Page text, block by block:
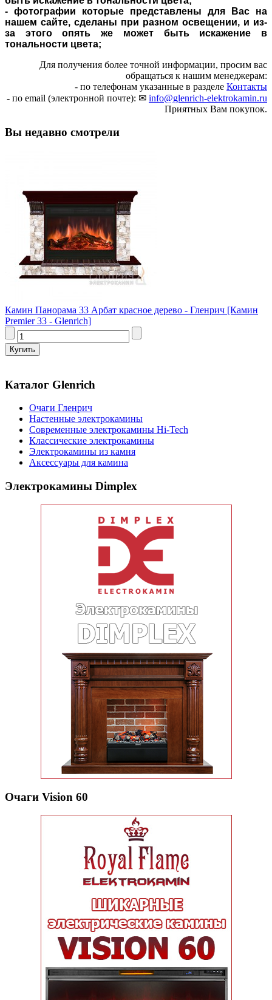
- фотографии которые представлены для Вас на
нашем сайте, сделаны при разном освещении, и из-
за этого опять же может быть искажение в
тональности цвета;
Для получения более точной информации, просим вас
обращаться к нашим менеджерам:
- по телефонам указанные в разделе Контакты
- по email (электронной почте): ✉ info@glenrich-elektrokamin.ru
Приятных Вам покупок.
Вы недавно смотрели
Камин Панорама 33 Арбат красное дерево - Гленрич [Камин
Premier 33 - Glenrich]
Каталог Glenrich
Очаги Гленрич
Настенные электрокамины
Современные электрокамины Hi-Tech
Классические электрокамины
Электрокамины из камня
Аксессуары для камина
Электрокамины Dimplex
Очаги Vision 60